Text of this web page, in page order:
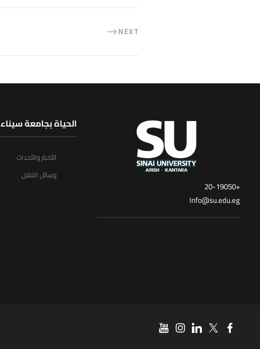
NEXT
+20-19050
Info@su.edu.eg
الحياة بجامعة سيناء
الأخبار والأحداث
وسائل التنقل